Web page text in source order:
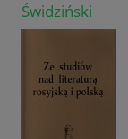
Świdziński